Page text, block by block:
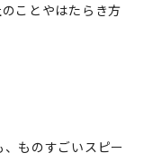
ことやはたらき方
ものすごいスピー